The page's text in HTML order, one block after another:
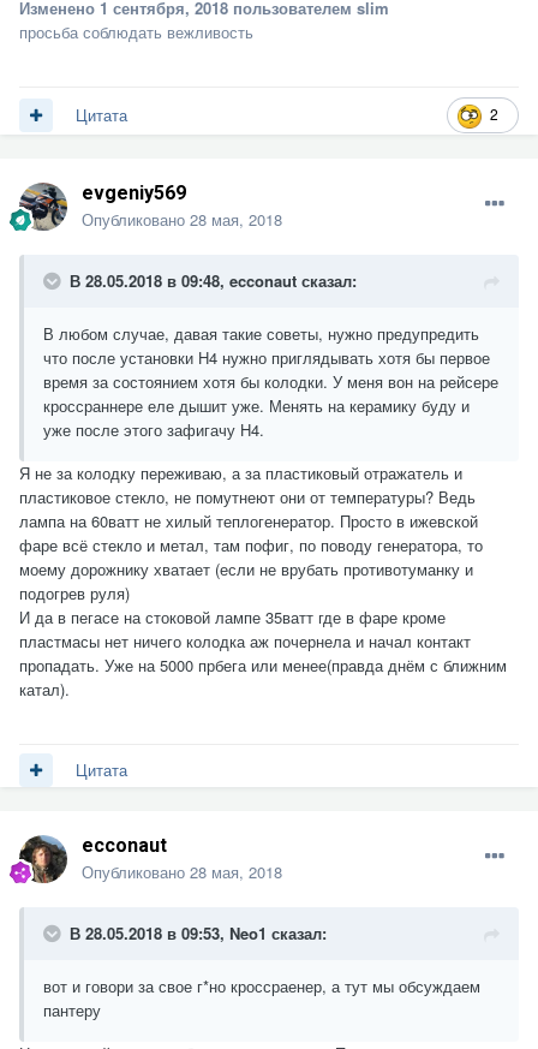
Изменено 1 сентября, 2018 пользователем slim
просьба соблюдать вежливость
2
Цитата
evgeniy569
Опубликовано 28 мая, 2018
В 28.05.2018 в 09:48, ecconaut сказал:
В любом случае, давая такие советы, нужно предупредить
что после установки H4 нужно приглядывать хотя бы первое
время за состоянием хотя бы колодки. У меня вон на рейсере
кроссраннере еле дышит уже. Менять на керамику буду и
уже после этого зафигачу H4.
Я не за колодку переживаю, а за пластиковый отражатель и
пластиковое стекло, не помутнеют они от температуры? Ведь
лампа на 60ватт не хилый теплогенератор. Просто в ижевской
фаре всё стекло и метал, там пофиг, по поводу генератора, то
моему дорожнику хватает (если не врубать противотуманку и
подогрев руля)
И да в пегасе на стоковой лампе 35ватт где в фаре кроме
пластмасы нет ничего колодка аж почернела и начал контакт
пропадать. Уже на 5000 прбега или менее(правда днём с ближним
катал).
Цитата
ecconaut
Опубликовано 28 мая, 2018
В 28.05.2018 в 09:53, Neo1 сказал:
вот и говори за свое г*но кроссраенер, а тут мы обсуждаем
пантеру